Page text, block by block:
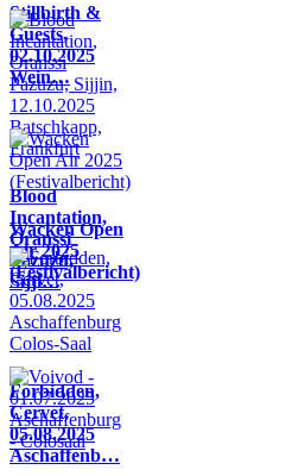
Stillbirth &
Guests,
02.10.2025
Wein…
Blood
Incantation,
Oranssi
Pazuzu,
Sijji…
Wacken Open
Air 2025
(Festivalbericht)
Forbidden,
Cervet,
05.08.2025
Aschaffenb…